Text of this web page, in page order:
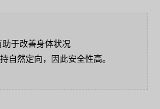
于改善身体状况
自然定向，因此安全性高。